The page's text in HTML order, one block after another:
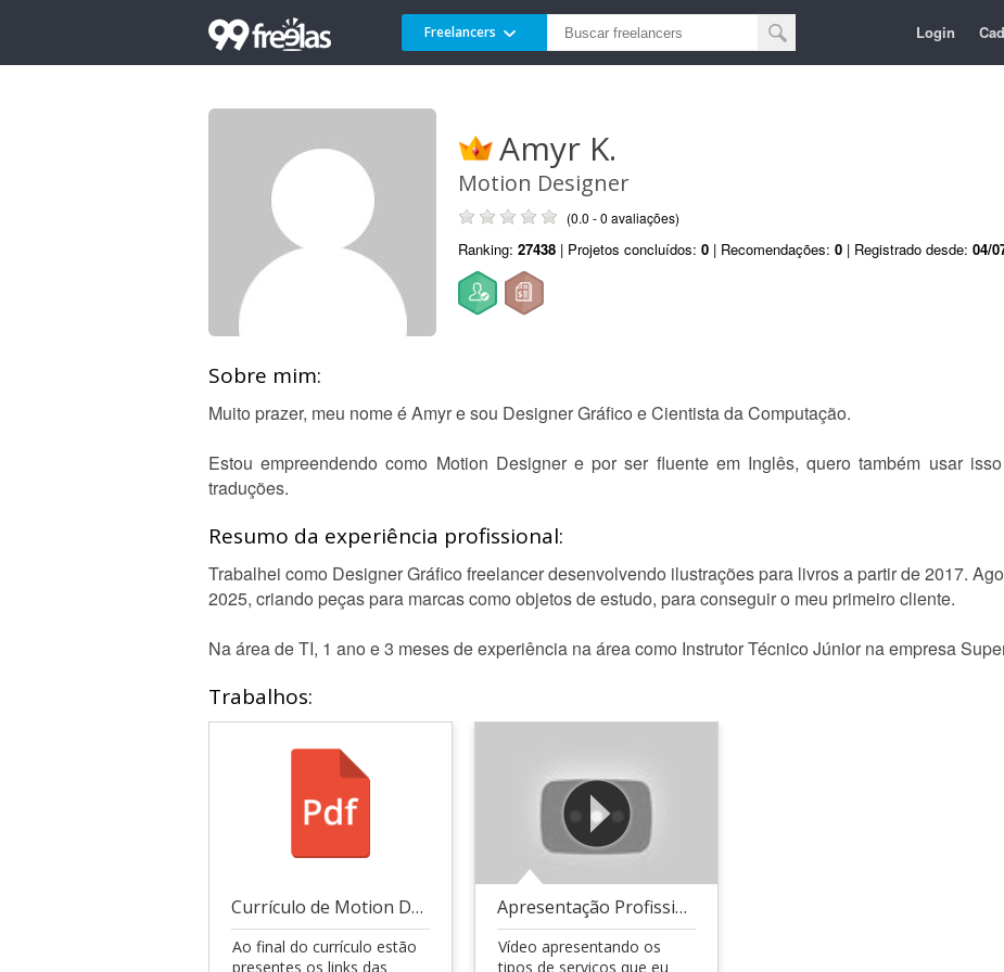
Freelancers Login
Amyr K.
Motion Designer
(0.0 - 0 avaliações)
Ranking: 27438 | Projetos concluídos: 0 | Recomendações: 0 | Registrado desde: 04/
Sobre mim:
Muito prazer, meu nome é Amyr e sou Designer Gráfico e Cientista da Computação.
Estou empreendendo como Motion Designer e por ser fluente em Inglês, quero também usar
traduções.
Resumo da experiência profissional:
Trabalhei como Designer Gráfico freelancer desenvolvendo ilustrações para livros a partir de 2017.
2025, criando peças para marcas como objetos de estudo, para conseguir o meu primeiro cliente.
Na área de TI, 1 ano e 3 meses de experiência na área como Instrutor Técnico Júnior na empresa
Trabalhos:
Currículo de Motion Design
Ao final do currículo estão
presentes os links das
Apresentação Profissional
Vídeo apresentando os
tipos de serviços que eu